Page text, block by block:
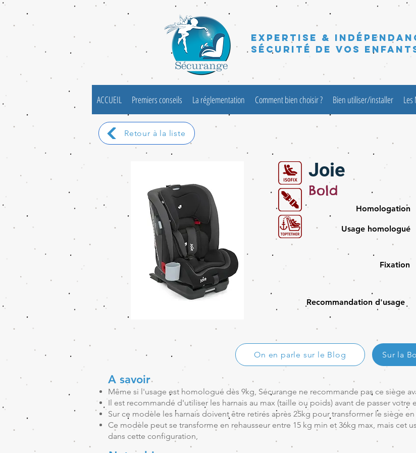
Expertise &
sécurité de vos enfants
ACCUEIL Premiers conseils La réglementation Comment bien choisir ? Bien utiliser/installer
Retour à la liste
Joie
Bold
Homologation
Usage homologué
Fixation
Recommandation d'usage
On en parle sur le Blog Sur la
A savoir
Même si l'usage est homologué dès 9kg, Sécurange ne recommande pas ce siège
Il est recommandé d'utiliser les harnais au max (taille ou poids) avant de passer votre
Sur ce modèle les harnais doivent être retirés après 25kg pour transformer le siège en
Ce modèle peut se transforme en rehausseur entre 15 kg min et 36kg max, mais cet
dans cette configuration,